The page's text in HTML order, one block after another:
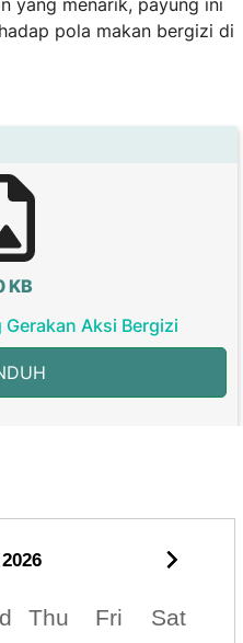
yang menarik, payung ini
pola makan bergizi di
KB
Aksi Bergizi
2026
Thu Fri Sat